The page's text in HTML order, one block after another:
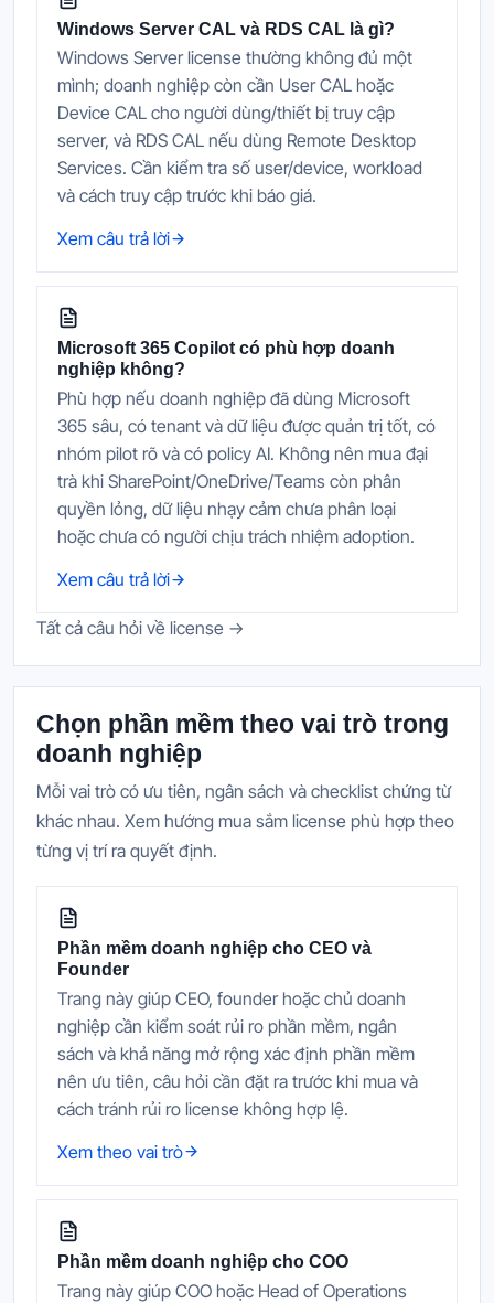
Windows Server CAL và RDS CAL là gì?
Windows Server license thường không đủ một
mình; doanh nghiệp còn cần User CAL hoặc
Device CAL cho người dùng/thiết bị truy cập
server, và RDS CAL nếu dùng Remote Desktop
Services. Cần kiểm tra số user/device, workload
và cách truy cập trước khi báo giá.
Xem câu trả lời
Microsoft 365 Copilot có phù hợp doanh
nghiệp không?
Phù hợp nếu doanh nghiệp đã dùng Microsoft
365 sâu, có tenant và dữ liệu được quản trị tốt, có
nhóm pilot rõ và có policy AI. Không nên mua đại
trà khi SharePoint/OneDrive/Teams còn phân
quyền lỏng, dữ liệu nhạy cảm chưa phân loại
hoặc chưa có người chịu trách nhiệm adoption.
Xem câu trả lời
Tất cả câu hỏi về license →
Chọn phần mềm theo vai trò trong
doanh nghiệp
Mỗi vai trò có ưu tiên, ngân sách và checklist chứng từ
khác nhau. Xem hướng mua sắm license phù hợp theo
từng vị trí ra quyết định.
Phần mềm doanh nghiệp cho CEO và
Founder
Trang này giúp CEO, founder hoặc chủ doanh
nghiệp cần kiểm soát rủi ro phần mềm, ngân
sách và khả năng mở rộng xác định phần mềm
nên ưu tiên, câu hỏi cần đặt ra trước khi mua và
cách tránh rủi ro license không hợp lệ.
Xem theo vai trò
Phần mềm doanh nghiệp cho COO
Trang này giúp COO hoặc Head of Operations